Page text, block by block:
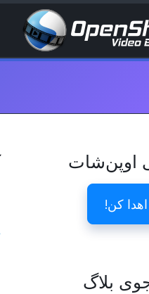
اوپن‌شات
اهدا کن!
بلاگ